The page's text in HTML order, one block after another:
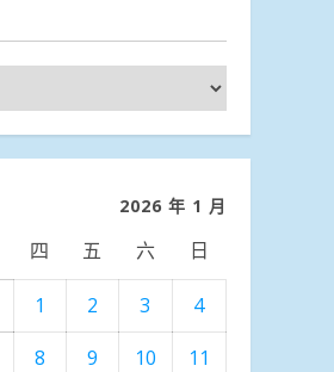
2026 年 1 月
四 五 六 日
1 2 3
4
8 9 10
11